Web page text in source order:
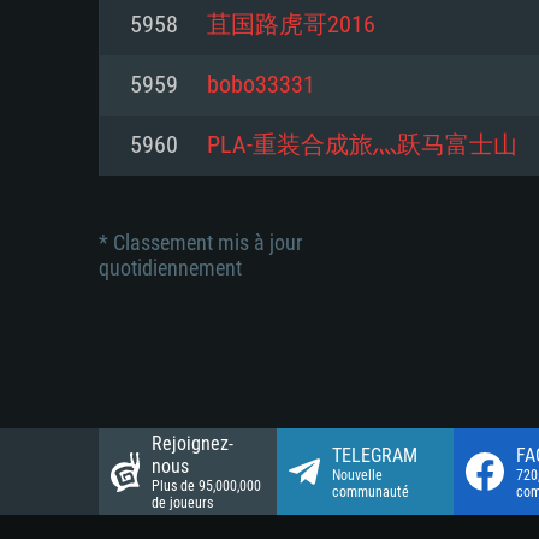
Disque dur: 23.1 Go (client
Disque dur: 62,2 Go (client
Connection: Connexion
Disque dur: 62,2 Go (client
5958 苴国路虎哥2016
5959 bobo33331
5960 PLA-重装合成旅灬跃马富士山
* Classement mis à jour
quotidiennement
Rejoignez-
nous
Plus de 95,000,000
de joueurs
TELEGRAM
Nouvelle
communauté